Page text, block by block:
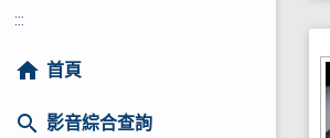
:::
home 首頁
search 影音綜合查詢